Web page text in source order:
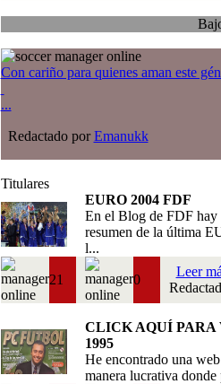
Bajo
Con cariño para quienes aman este
...
Redactado porEmanukk
Titulares
EURO 2004 FDF
En el Blog de FDF hay
resumen de la última
l...
21 0
Leer
CLICK AQUÍ PARA
1995
He encontrado una
manera lucrativa donde